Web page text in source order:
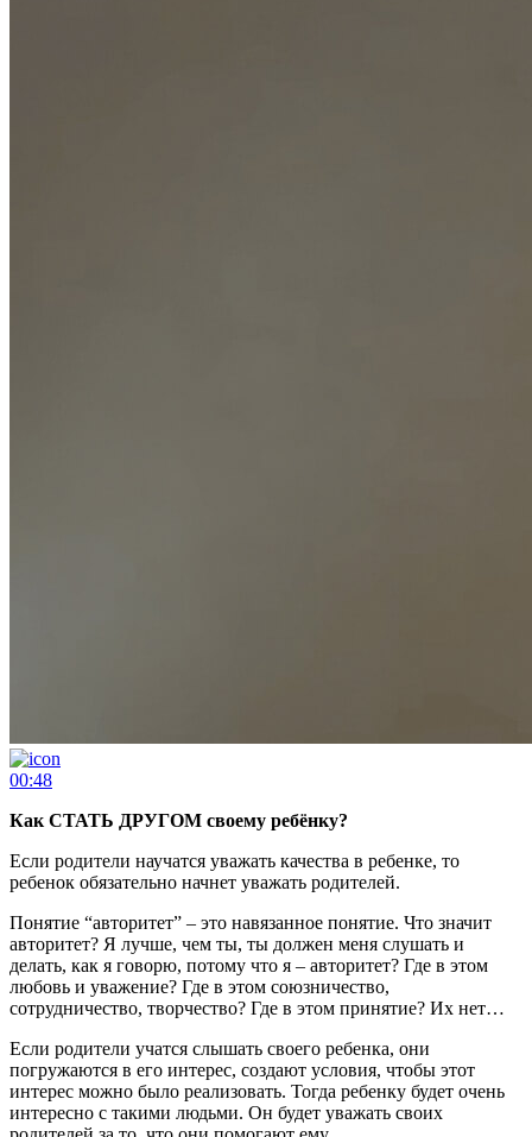
00:48
Как СТАТЬ ДРУГОМ своему ребёнку?
Если родители научатся уважать качества в ребенке, то
ребенок обязательно начнет уважать родителей.
Понятие “авторитет” – это навязанное понятие. Что значит
авторитет? Я лучше, чем ты, ты должен меня слушать и
делать, как я говорю, потому что я – авторитет? Где в этом
любовь и уважение? Где в этом союзничество,
сотрудничество, творчество? Где в этом принятие? Их нет…
Если родители учатся слышать своего ребенка, они
погружаются в его интерес, создают условия, чтобы этот
интерес можно было реализовать. Тогда ребенку будет очень
интересно с такими людьми. Он будет уважать своих